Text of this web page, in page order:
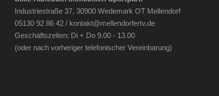
Industriestraße 37, 30900 Wedemark OT Mellendorf
05130 92 86 42 / kontakt@mellendorfertv.de
Geschäftszeiten: Di + Do 9.00 - 13.00
(oder nach vorheriger telefonischer Vereinbarung)